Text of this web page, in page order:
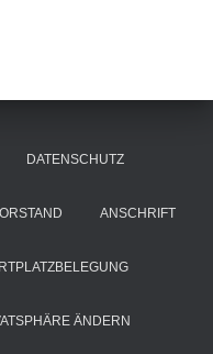
DATENSCHUTZ
ANSCHRIFT
ÄNDERN